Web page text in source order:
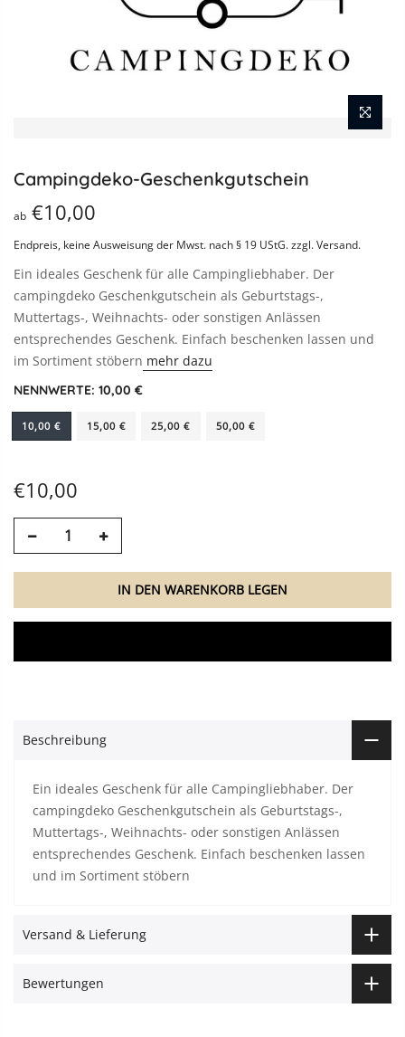
Campingdeko-Geschenkgutschein
ab €10,00
Endpreis, keine Ausweisung der Mwst. nach § 19 UStG.zzgl. Versand.
Ein ideales Geschenk für alle Campingliebhaber. Der
campingdeko Geschenkgutschein als Geburtstags-,
Muttertags-, Weihnachts- oder sonstigen Anlässen
entsprechendes Geschenk. Einfach beschenken lassen und
im Sortiment stöbern mehr dazu
NENNWERTE: 10,00 €
10,00 € 15,00 € 25,00 € 50,00 €
€10,00
IN DEN WARENKORB LEGEN
Beschreibung
Ein ideales Geschenk für alle Campingliebhaber. Der
campingdeko Geschenkgutschein als Geburtstags-,
Muttertags-, Weihnachts- oder sonstigen Anlässen
entsprechendes Geschenk. Einfach beschenken lassen
und im Sortiment stöbern
Versand & Lieferung
Bewertungen